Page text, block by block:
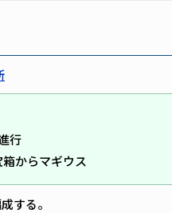
行
からマギウス
する。